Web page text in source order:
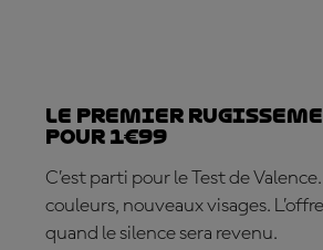
Le premier
pour 1€99
C’est parti pour le Test de
couleurs, nouveaux visages.
quand le silence sera revenu.